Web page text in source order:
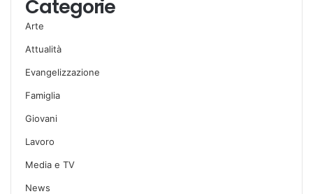
Categorie
Arte
Attualità
Evangelizzazione
Famiglia
Giovani
Lavoro
Media e TV
News